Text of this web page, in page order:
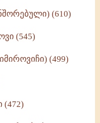
(610)
(545)
(499)
(472)